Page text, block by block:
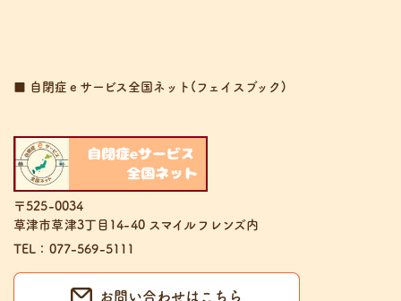
■ 自閉症ｅサービス全国ネット(フェイスブック)
〒525-0034
草津市草津3丁目14-40 スマイルフレンズ内
TEL：077-569-5111
お問い合わせはこちら